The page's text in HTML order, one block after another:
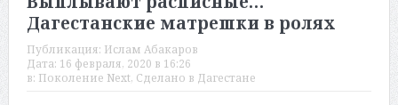
Дагестанские матрешки в ролях
Публикация: Ислам Абакаров
Дата: 16 февраля, 2020 в 16:26
в: Поколение Next, Сделано в Дагестане